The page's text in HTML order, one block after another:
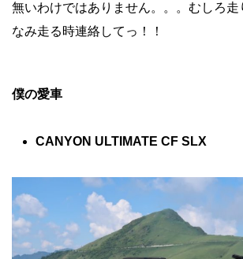
無いわけではありません。。。 むしろ走
なみ走る時連絡してっ！！
僕の愛車
CANYON ULTIMATE CF SLX